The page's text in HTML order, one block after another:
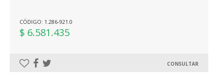
CÓDIGO: 1.286-921.0
$ 6.581.435
CONSULTAR